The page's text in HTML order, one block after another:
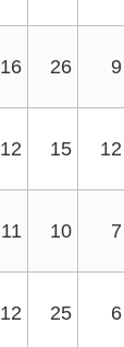
16 26 9
12 15 12
11 10 7
12 25 6